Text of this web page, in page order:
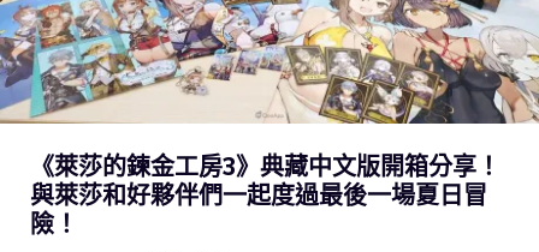
《萊莎的鍊金工房3》典藏中文版開箱分享！
與萊莎和好夥伴們一起度過最後一場夏日冒
險！